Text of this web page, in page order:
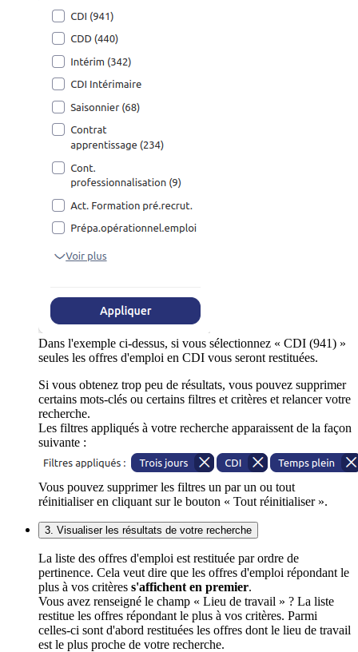
Dans l'exemple ci-dessus, si vous sélectionnez « CDI (941) »
seules les offres d'emploi en CDI vous seront restituées.
Si vous obtenez trop peu de résultats, vous pouvez supprimer
certains mots-clés ou certains filtres et critères et relancer votre
recherche.
Les filtres appliqués à votre recherche apparaissent de la façon
suivante :
Vous pouvez supprimer les filtres un par un ou tout
réinitialiser en cliquant sur le bouton « Tout réinitialiser ».
3. Visualiser les résultats de votre recherche
La liste des offres d'emploi est restituée par ordre de
pertinence. Cela veut dire que les offres d'emploi répondant le
plus à vos critères s'affichent en premier.
Vous avez renseigné le champ « Lieu de travail » ? La liste
restitue les offres répondant le plus à vos critères. Parmi
celles-ci sont d'abord restituées les offres dont le lieu de travail
est le plus proche de votre recherche.